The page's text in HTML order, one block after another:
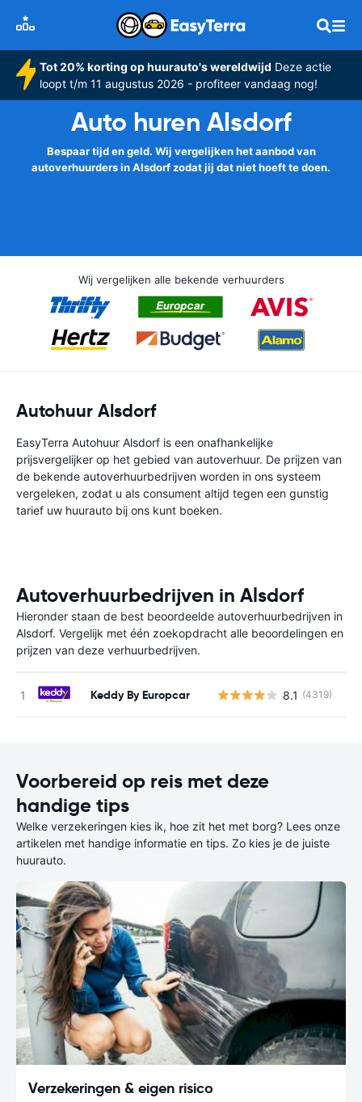
Tot 20% korting op huurauto's wereldwijd Deze actie
loopt t/m 11 augustus 2026 - profiteer vandaag nog!
Auto huren Alsdorf
Bespaar tijd en geld. Wij vergelijken het aanbod van
autoverhuurders in Alsdorf zodat jij dat niet hoeft te doen.
Wij vergelijken alle bekende verhuurders
Autohuur Alsdorf
EasyTerra Autohuur Alsdorf is een onafhankelijke
prijsvergelijker op het gebied van autoverhuur. De prijzen van
de bekende autoverhuurbedrijven worden in ons systeem
vergeleken, zodat u als consument altijd tegen een gunstig
tarief uw huurauto bij ons kunt boeken.
Autoverhuurbedrijven in Alsdorf
Hieronder staan de best beoordeelde autoverhuurbedrijven in
Alsdorf. Vergelijk met één zoekopdracht alle beoordelingen en
prijzen van deze verhuurbedrijven.
Keddy By Europcar 8.1 (4319)
Voorbereid op reis met deze
handige tips
Welke verzekeringen kies ik, hoe zit het met borg? Lees onze
artikelen met handige informatie en tips. Zo kies je de juiste
huurauto.
Verzekeringen & eigen risico